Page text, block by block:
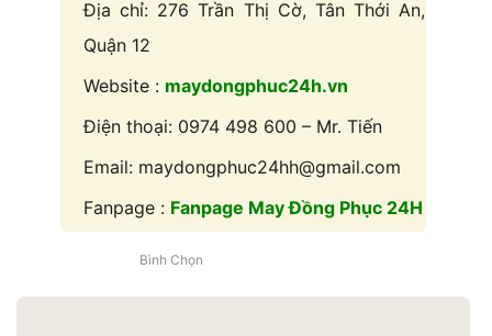
Địa chỉ: 276 Trần Thị Cờ, Tân Thới An,
Quận 12
Website : maydongphuc24h.vn
Điện thoại: 0974 498 600 – Mr. Tiến
Email: maydongphuc24hh@gmail.com
Fanpage : Fanpage May Đồng Phục 24H
Bình Chọn